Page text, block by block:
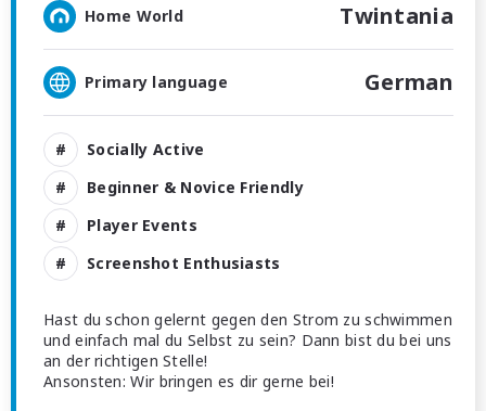
Home World Twintania
Primary language German
Socially Active
Beginner & Novice Friendly
Player Events
Screenshot Enthusiasts
Hast du schon gelernt gegen den Strom zu schwimmen
und einfach mal du Selbst zu sein? Dann bist du bei uns
an der richtigen Stelle!
Ansonsten: Wir bringen es dir gerne bei!